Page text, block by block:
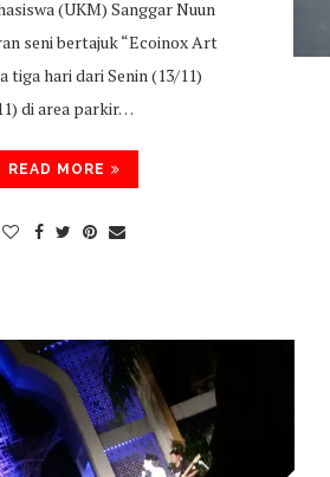
(UKM) Sanggar Nuun
seni bertajuk “Ecoinox Art
tiga hari dari Senin (13/11)
di area parkir…
READ MORE